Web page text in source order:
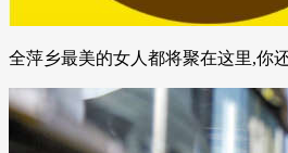
全萍乡最美的女人都将聚在这里,你